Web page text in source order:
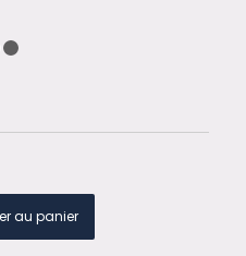
au panier